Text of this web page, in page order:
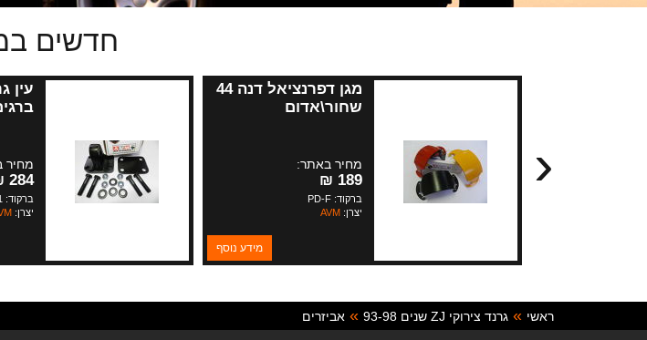
חדשים
מגן דפרנציאל דנה 44
שחור\אדום
מחיר באתר:
189 ₪
ברקוד: PD-F
יצרן: AVM
מידע נוסף
מחיר
284 ₪
ברקוד: PA-01
יצרן:
‹
ראשי גרנד צירוקי ZJ שנים 93-98 אביזרים